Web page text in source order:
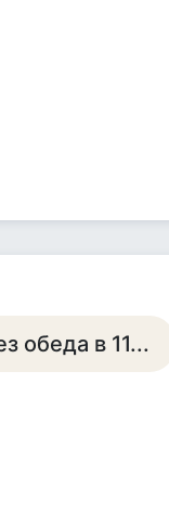
обеда в 11...